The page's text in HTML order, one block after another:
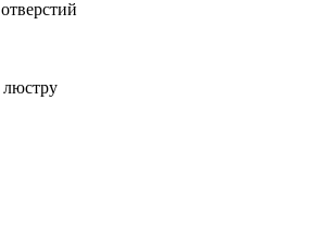
люстру